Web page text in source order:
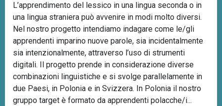
L’apprendimento del lessico in una lingua seconda o in
una lingua straniera può avvenire in modi molto diversi.
Nel nostro progetto intendiamo indagare come le/gli
apprendenti imparino nuove parole, sia incidentalmente
sia intenzionalmente, attraverso l’uso di strumenti
digitali. Il progetto prende in considerazione diverse
combinazioni linguistiche e si svolge parallelamente in
due Paesi, in Polonia e in Svizzera. In Polonia il nostro
gruppo target è formato da apprendenti polacche/i...